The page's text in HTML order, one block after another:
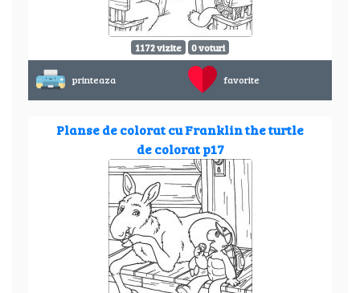
1172 vizite 0 voturi
printeaza favorite
Planse de colorat cu Franklin the turtle
de colorat p17